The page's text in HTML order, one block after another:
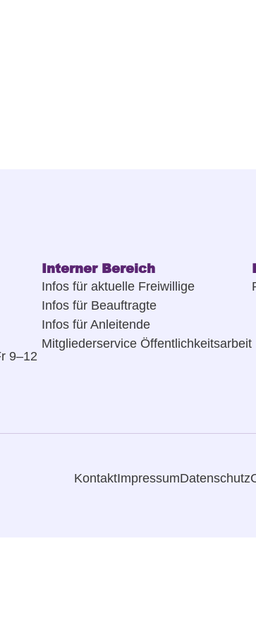
9–12
Interner Bereich
Infos für aktuelle Freiwillige
Infos für Beauftragte
Infos für Anleitende
Mitgliederservice Öffentlichkeitsarbeit
KontaktImpressumDatenschutz